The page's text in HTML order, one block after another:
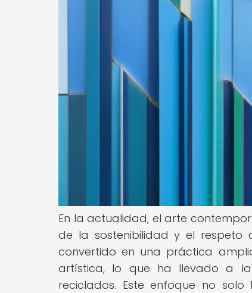
En la actualidad, el arte
de la sostenibilidad y el respeto
convertido en una práctica
artística, lo que ha llevado a la
reciclados. Este enfoque no